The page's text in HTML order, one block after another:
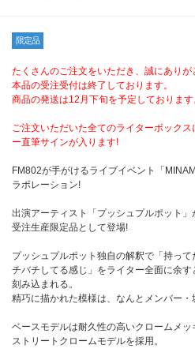
限定品
たくさんのご注文をいただき、誠にありが
本品の受注受付は終了しております。
商品の発送は12月下旬を予定しております
ご注文いただいた全てのライターボック
ー直筆サインが入ります!
FM802が手がけるライブイベント「
ラボレーション!
出演アーティスト「プッシュプルポット」
受注生産限定品として登場!
プッシュプルポット独自の解釈で「持っ
チバチしてる感じ」をライター全面に余
刻み込まれる。
精巧に描かれた模様は、なんとメンバー・
ベースモデルは耐久性の高いクロームメ
ストリートクロームモデルを採用。